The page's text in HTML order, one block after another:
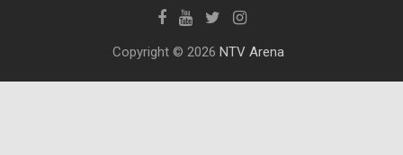
Copyright © 2026 NTV Arena